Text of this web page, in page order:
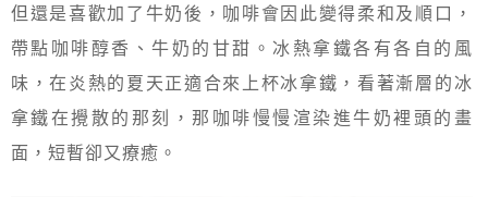
但還是喜歡加了牛奶後，咖啡會因此變得柔和及順口，
帶點咖啡醇香、牛奶的甘甜。冰熱拿鐵各有各自的風
味，在炎熱的夏天正適合來上杯冰拿鐵，看著漸層的冰
拿鐵在攪散的那刻，那咖啡慢慢渲染進牛奶裡頭的畫
面，短暫卻又療癒。